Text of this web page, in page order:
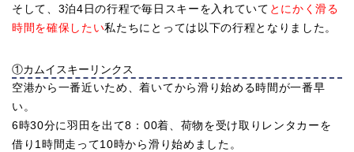
そして、3泊4日の行程で毎日スキーを入れていて とにかく滑る
時間を確保したい私たちにとっては以下の行程となりました。
①カムイスキーリンクス
空港から一番近いため、着いてから滑り始める時間が一番早
い。
6時30分に羽田を出て8：00着、荷物を受け取りレンタカーを
借り1時間走って10時から滑り始めました。